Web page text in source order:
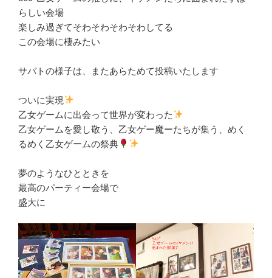
らしい会場
楽しみ過ぎてそわそわそわそわしてる
この会場に棲みたい
サバトの様子は、またあらためて投稿いたします
ついに実現
乙女ゲームに出会って世界が変わった
乙女ゲームを愛し敬う、乙女ゲー魔ーたちが集う、めく
るめく乙女ゲームの祭典
夢のようなひとときを
最高のパーティー会場で
盛大に